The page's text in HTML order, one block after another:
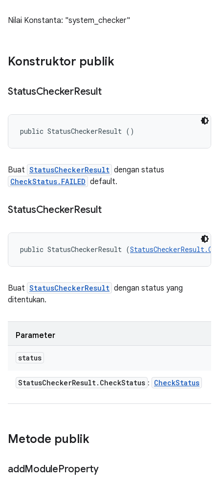
Nilai Konstanta: "system_checker"
Konstruktor publik
StatusCheckerResult
public StatusCheckerResult ()
Buat StatusCheckerResult dengan status
CheckStatus.FAILED default.
StatusCheckerResult
public StatusCheckerResult (
Buat StatusCheckerResult dengan status yang
ditentukan.
Parameter
status
StatusCheckerResult. CheckStatus : CheckStatus
Metode publik
addModuleProperty